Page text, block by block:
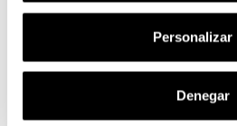
Personalizar
Denegar
COMPLETAR A SUA
Descrição